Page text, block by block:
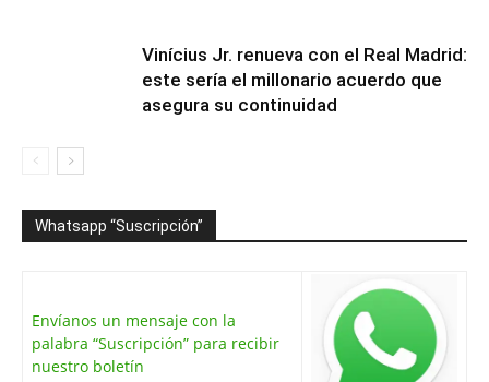
Vinícius Jr. renueva con el Real Madrid:
este sería el millonario acuerdo que
asegura su continuidad
Whatsapp “Suscripción”
Envíanos un mensaje con la
palabra “Suscripción” para recibir
nuestro boletín